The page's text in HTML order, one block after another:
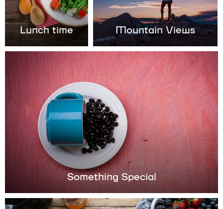
Lunch time Mountain Views
Something Special